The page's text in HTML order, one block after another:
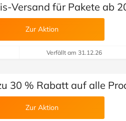
Versand für Pakete ab
Zur Aktion
Verfällt am 31.12.26
30 % Rabatt auf alle
Zur Aktion